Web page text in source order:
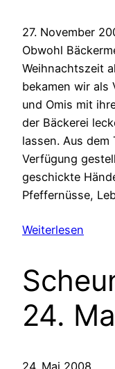
27. November
Obwohl
Weihnachtszeit
bekamen wir
und Omis mit
der Bäckerei
lassen. Aus dem
Verfügung
geschickte
Pfeffernüsse,
Weiterlesen
24.